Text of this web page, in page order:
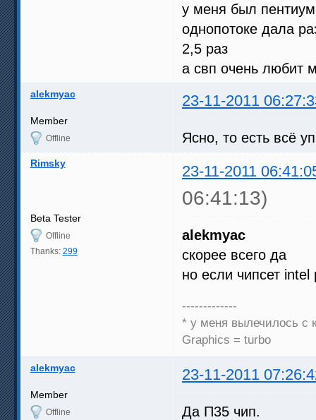
у меня был
однопотоке дала
2,5 раз
а свп очень любит
alekmyac 23-11-2011
Member
Offline Ясно, то есть всё
Rimsky 23-11-2011
06:41:13)
Beta Tester
Offline
Thanks: 299
alekmyac
скорее всего да
но если чипсет
-------------
* у меня вылечилось с
Graphics = turbo
alekmyac 23-11-2011
Member
Offline
Да П35 чип.